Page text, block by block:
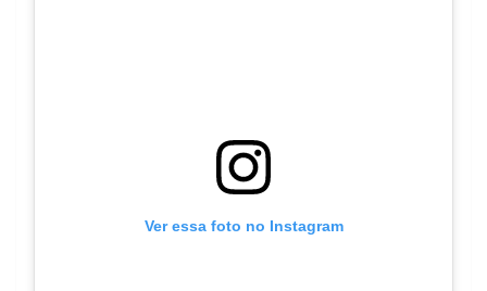
Ver essa foto no Instagram